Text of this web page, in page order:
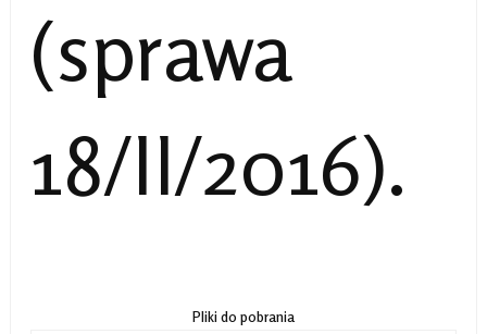
(sprawa
18/II/2016).
Pliki do pobrania